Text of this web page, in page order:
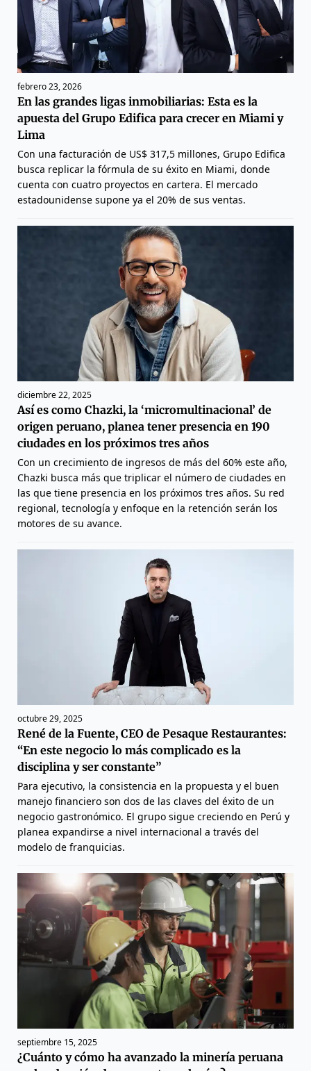
febrero 23, 2026
En las grandes ligas inmobiliarias: Esta es la
apuesta del Grupo Edifica para crecer en Miami y
Lima
Con una facturación de US$ 317,5 millones, Grupo Edifica
busca replicar la fórmula de su éxito en Miami, donde
cuenta con cuatro proyectos en cartera. El mercado
estadounidense supone ya el 20% de sus ventas.
diciembre 22, 2025
Así es como Chazki, la ‘micromultinacional’ de
origen peruano, planea tener presencia en 190
ciudades en los próximos tres años
Con un crecimiento de ingresos de más del 60% este año,
Chazki busca más que triplicar el número de ciudades en
las que tiene presencia en los próximos tres años. Su red
regional, tecnología y enfoque en la retención serán los
motores de su avance.
octubre 29, 2025
René de la Fuente, CEO de Pesaque Restaurantes:
“En este negocio lo más complicado es la
disciplina y ser constante”
Para ejecutivo, la consistencia en la propuesta y el buen
manejo financiero son dos de las claves del éxito de un
negocio gastronómico. El grupo sigue creciendo en Perú y
planea expandirse a nivel internacional a través del
modelo de franquicias.
septiembre 15, 2025
¿Cuánto y cómo ha avanzado la minería peruana